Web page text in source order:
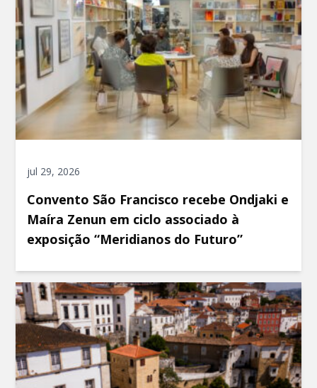
jul 29, 2026
Convento São Francisco recebe Ondjaki e
Maíra Zenun em ciclo associado à
exposição “Meridianos do Futuro”